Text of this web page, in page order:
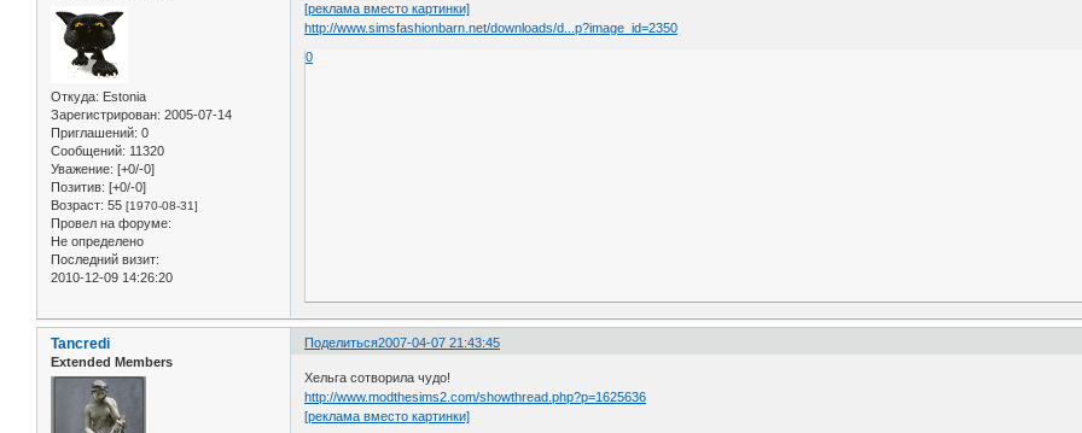
Откуда: Estonia
Зарегистрирован: 2005-07-14
Приглашений: 0
Сообщений: 11320
Уважение: [+0/-0]
Позитив: [+0/-0]
Возраст: 55 [1970-08-31]
Провел на форуме:
Не определено
Последний визит:
2010-12-09 14:26:20
[реклама вместо картинки]
http://www.simsfashionbarn.net/downloads/d...p?image_id=2350
0
Поделиться2007-04-07 21:43:45
Tancredi
Extended Members
Хельга сотворила чудо!
http://www.modthesims2.com/showthread.php?p=1625636
[реклама вместо картинки]